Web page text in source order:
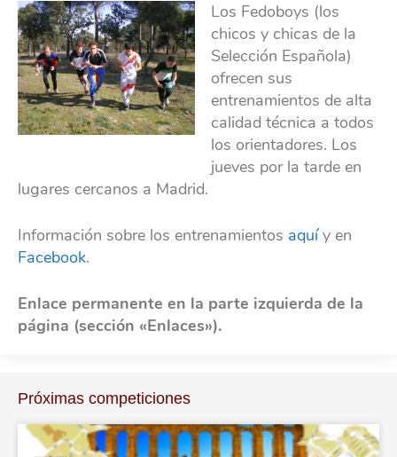
Los Fedoboys (los
chicos y chicas de la
Selección Española)
ofrecen sus
entrenamientos de alta
calidad técnica a todos
los orientadores. Los
jueves por la tarde en
lugares cercanos a Madrid.
Información sobre los entrenamientos aquíy en
Facebook.
Enlace permanente en la parte izquierda de la
página (sección «Enlaces»).
Próximas competiciones